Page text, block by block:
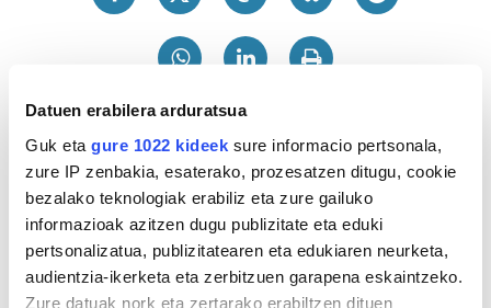
Datuen erabilera arduratsua
Guk eta gure 1022 kideek sure informacio pertsonala,
zure IP zenbakia, esaterako, prozesatzen ditugu, cookie
bezalako teknologiak erabiliz eta zure gailuko
informazioak azitzen dugu publizitate eta eduki
pertsonalizatua, publizitatearen eta edukiaren neurketa,
audientzia-ikerketa eta zerbitzuen garapena eskaintzeko.
Zure datuak nork eta zertarako erabiltzen dituen